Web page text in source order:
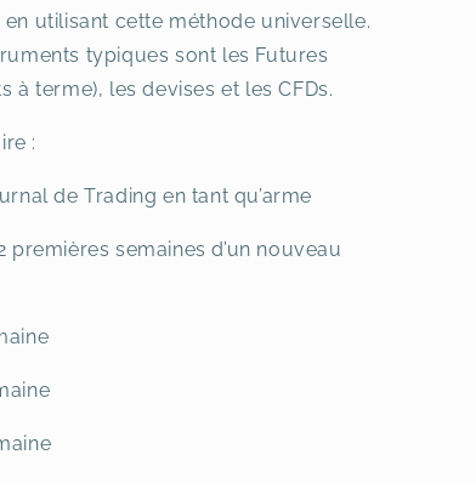
en utilisant cette méthode universelle.
typiques sont les Futures
à terme), les devises et les CFDs.
:
de Trading en tant qu’arme
premières semaines d’un nouveau